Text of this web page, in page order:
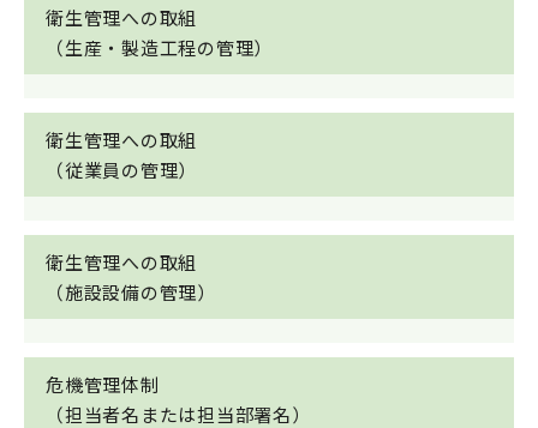
衛生管理への取組
（生産・製造工程の管理）
衛生管理への取組
（従業員の管理）
衛生管理への取組
（施設設備の管理）
危機管理体制
（担当者名または担当部署名）